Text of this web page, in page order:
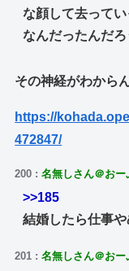
な顔して去ってい
なんだったんだろ
その神経がわから
https://
472847/
200 :名無しさん＠おー
>>185
結婚したら仕事
201 :名無しさん＠おー